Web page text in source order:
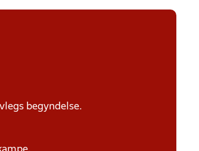
begyndelse.